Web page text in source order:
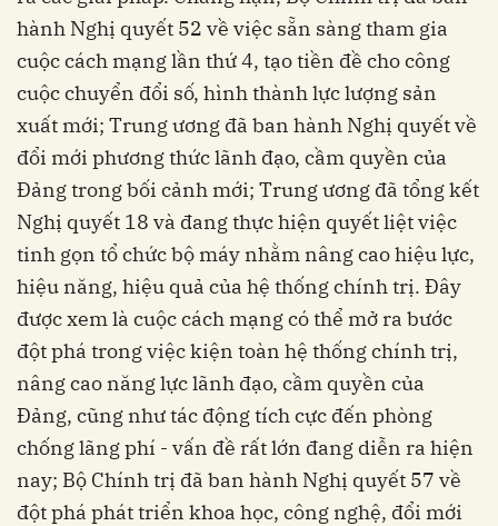
hành Nghị quyết 52 về việc sẵn sàng tham gia
cuộc cách mạng lần thứ 4, tạo tiền đề cho công
cuộc chuyển đổi số, hình thành lực lượng sản
xuất mới; Trung ương đã ban hành Nghị quyết về
đổi mới phương thức lãnh đạo, cầm quyền của
Đảng trong bối cảnh mới; Trung ương đã tổng kết
Nghị quyết 18 và đang thực hiện quyết liệt việc
tinh gọn tổ chức bộ máy nhằm nâng cao hiệu lực,
hiệu năng, hiệu quả của hệ thống chính trị. Đây
được xem là cuộc cách mạng có thể mở ra bước
đột phá trong việc kiện toàn hệ thống chính trị,
nâng cao năng lực lãnh đạo, cầm quyền của
Đảng, cũng như tác động tích cực đến phòng
chống lãng phí - vấn đề rất lớn đang diễn ra hiện
nay; Bộ Chính trị đã ban hành Nghị quyết 57 về
đột phá phát triển khoa học, công nghệ, đổi mới